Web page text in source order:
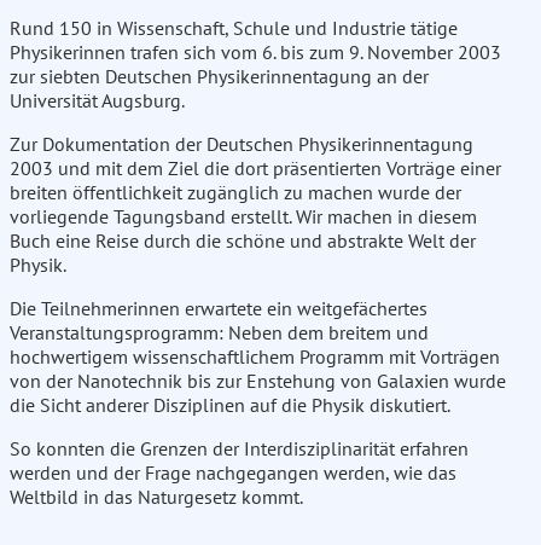
Rund 150 in Wissenschaft, Schule und Industrie tätige
Physikerinnen trafen sich vom 6. bis zum 9. November 2003
zur siebten Deutschen Physikerinnentagung an der
Universität Augsburg.
Zur Dokumentation der Deutschen Physikerinnentagung
2003 und mit dem Ziel die dort präsentierten Vorträge einer
breiten öffentlichkeit zugänglich zu machen wurde der
vorliegende Tagungsband erstellt. Wir machen in diesem
Buch eine Reise durch die schöne und abstrakte Welt der
Physik.
Die Teilnehmerinnen erwartete ein weitgefächertes
Veranstaltungsprogramm: Neben dem breitem und
hochwertigem wissenschaftlichem Programm mit Vorträgen
von der Nanotechnik bis zur Enstehung von Galaxien wurde
die Sicht anderer Disziplinen auf die Physik diskutiert.
So konnten die Grenzen der Interdisziplinarität erfahren
werden und der Frage nachgegangen werden, wie das
Weltbild in das Naturgesetz kommt.